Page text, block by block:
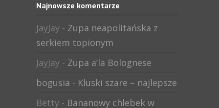
Najnowsze komentarze
JayJay - Zupa neapolitańska z
serkiem topionym
JayJay - Zupa a’la Bolognese
bogusia - Kluski szare – najlepsze
Betty - Bananowy chlebek w